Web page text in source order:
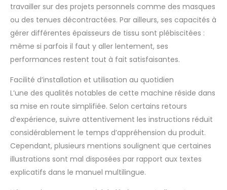
travailler sur des projets personnels comme des masques
ou des tenues décontractées. Par ailleurs, ses capacités à
gérer différentes épaisseurs de tissu sont plébiscitées :
même si parfois il faut y aller lentement, ses
performances restent tout à fait satisfaisantes.
Facilité d’installation et utilisation au quotidien
L’une des qualités notables de cette machine réside dans
sa mise en route simplifiée. Selon certains retours
d’expérience, suivre attentivement les instructions réduit
considérablement le temps d’appréhension du produit.
Cependant, plusieurs mentions soulignent que certaines
illustrations sont mal disposées par rapport aux textes
explicatifs dans le manuel multilingue.